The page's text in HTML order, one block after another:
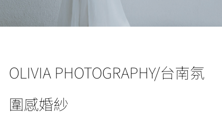
OLIVIA PHOTOGRAPHY/台南氛
圍感婚紗